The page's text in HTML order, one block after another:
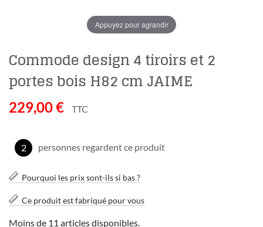
Appuyez pour agrandir
Commode design 4 tiroirs et 2
portes bois H82 cm JAIME
229,00 € TTC
2 personnes regardent ce produit
Pourquoi les prix sont-ils si bas ?
Ce produit est fabriqué pour vous
Moins de 11 articles disponibles.